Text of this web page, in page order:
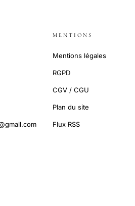
MENTIONS
Mentions légales
RGPD
CGV / CGU
Plan du site
Flux RSS